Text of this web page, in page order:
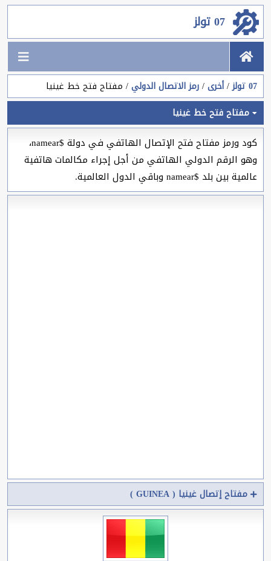
07 تولز
07 تولز أخرى رمز الاتصال الدولي مفتاح فتح خط غينيا
مفتاح فتح خط غينيا
كود ورمز مفتاح فتح الإتصال الهاتفي في دولة $namear،
وهو الرقم الدولي الهاتفي من أجل إجراء مكالمات هاتفية
عالمية بين بلد $namear وباقي الدول العالمية.
مفتاح إتصال غينيا ( GUINEA )